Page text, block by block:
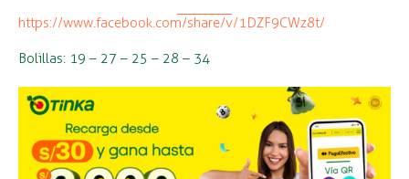
https://www.facebook.com/share/v/1DZF9CWz8t/
Bolillas: 19 – 27 – 25 – 28 – 34